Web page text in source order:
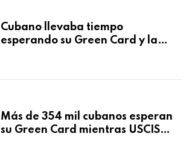
Cubano llevaba tiempo
esperando su Green Card y la
Más de 354 mil cubanos esperan
su Green Card mientras USCIS